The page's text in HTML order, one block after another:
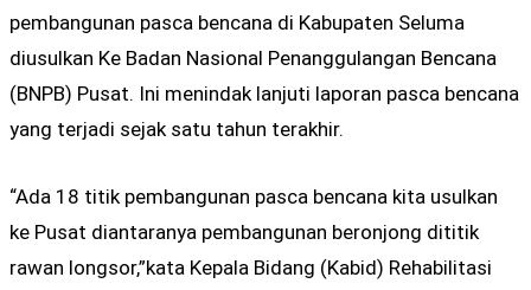
pembangunan pasca bencana di Kabupaten Seluma
diusulkan Ke Badan Nasional Penanggulangan Bencana
(BNPB) Pusat. Ini menindak lanjuti laporan pasca bencana
yang terjadi sejak satu tahun terakhir.
“Ada 18 titik pembangunan pasca bencana kita usulkan
ke Pusat diantaranya pembangunan beronjong dititik
rawan longsor,”kata Kepala Bidang (Kabid) Rehabilitasi